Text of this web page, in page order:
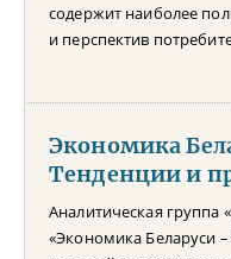
содержит наиболее
и перспектив
Экономика
Тенденции и
Аналитическая группа
«Экономика Беларуси